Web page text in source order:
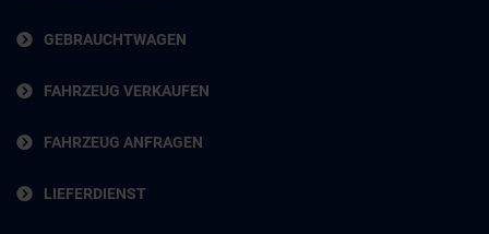
GEBRAUCHTWAGEN
FAHRZEUG VERKAUFEN
FAHRZEUG ANFRAGEN
LIEFERDIENST